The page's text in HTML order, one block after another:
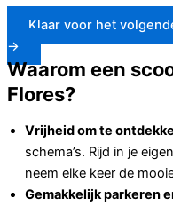
Klaar voor het
→
Waarom een
Flores?
Vrijheid om te
schema’s. Rijd in je
neem elke keer de
Gemakkelijk parkeren